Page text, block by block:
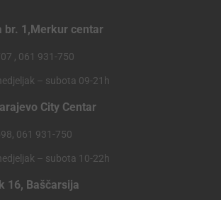
br. 1,Merkur centar
, 061 931-750
– subota 09-21h
City Centar
061 931-750
– subota 10-22h
16, Baščarsija